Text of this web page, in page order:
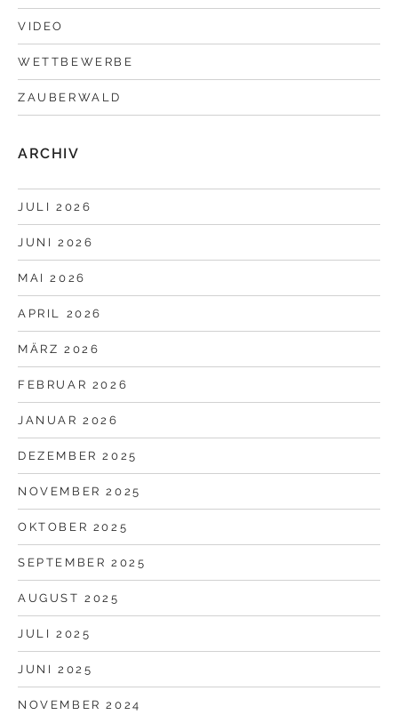
VIDEO
WETTBEWERBE
ZAUBERWALD
ARCHIV
JULI 2026
JUNI 2026
MAI 2026
APRIL 2026
MÄRZ 2026
FEBRUAR 2026
JANUAR 2026
DEZEMBER 2025
NOVEMBER 2025
OKTOBER 2025
SEPTEMBER 2025
AUGUST 2025
JULI 2025
JUNI 2025
NOVEMBER 2024